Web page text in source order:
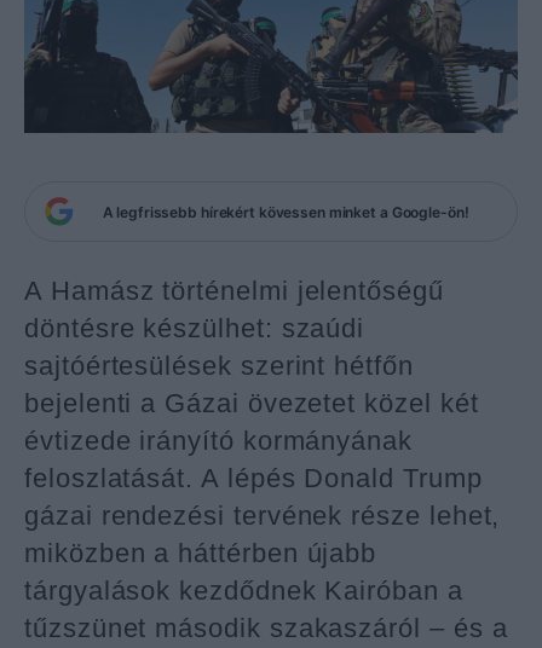
A legfrissebb hírekért kövessen minket a Google-ön!
A Hamász történelmi jelentőségű
döntésre készülhet: szaúdi
sajtóértesülések szerint hétfőn
bejelenti a Gázai övezetet közel két
évtizede irányító kormányának
feloszlatását. A lépés Donald Trump
gázai rendezési tervének része lehet,
miközben a háttérben újabb
tárgyalások kezdődnek Kairóban a
tűzszünet második szakaszáról – és a